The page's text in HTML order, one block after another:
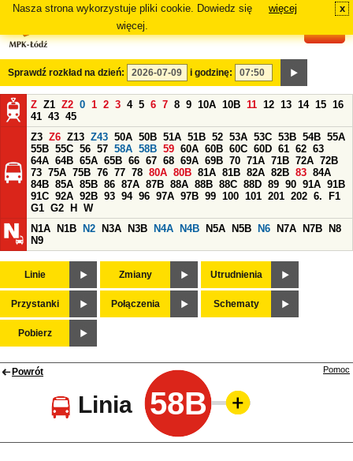
Nasza strona wykorzystuje pliki cookie. Dowiedz się
więcej.
więcej x
Sprawdź rozkład na dzień: i godzinę:
Z Z1 Z2 0 1 2 3 4 5 6 7 8 9 10A 10B 11 12 13 14 15 16
41 43 45
Z3 Z6 Z13 Z43 50A 50B 51A 51B 52 53A 53C 53B 54B 55A
55B 55C 56 57 58A 58B 59 60A 60B 60C 60D 61 62 63
64A 64B 65A 65B 66 67 68 69A 69B 70 71A 71B 72A 72B
73 75A 75B 76 77 78 80A 80B 81A 81B 82A 82B 83 84A
84B 85A 85B 86 87A 87B 88A 88B 88C 88D 89 90 91A 91B
91C 92A 92B 93 94 96 97A 97B 99 100 101 201 202 6.
F1
G1 G2 H
W
N1A
N1B N2 N3A N3B N4A N4B N5A N5B N6 N7A N7B
N8
N9
Linie Zmiany Utrudnienia
Przystanki Połączenia Schematy
Pobierz
Powrót
Linia 58B
Pomoc